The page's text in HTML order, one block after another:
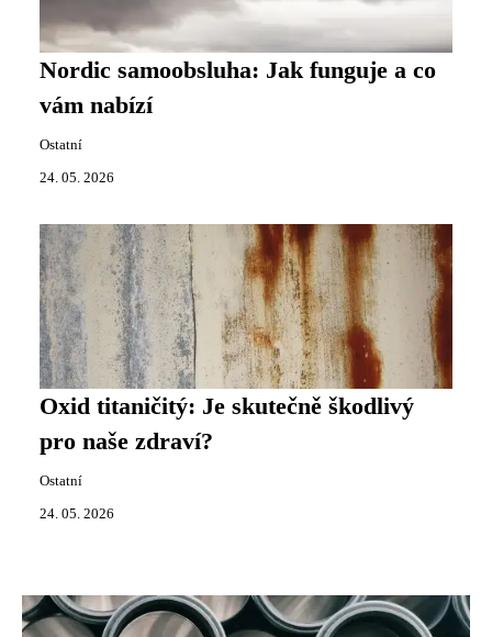
Nordic samoobsluha: Jak funguje a co
vám nabízí
Ostatní
24. 05. 2026
Oxid titaničitý: Je skutečně škodlivý
pro naše zdraví?
Ostatní
24. 05. 2026